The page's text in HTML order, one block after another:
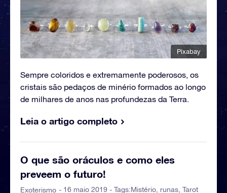
Pixabay
Sempre coloridos e extremamente poderosos, os
cristais são pedaços de minério formados ao longo
de milhares de anos nas profundezas da Terra.
Leia o artigo completo
O que são oráculos e como eles
preveem o futuro!
Exoterismo - 16 maio 2019 - Tags:Mistério, runas, Tarot